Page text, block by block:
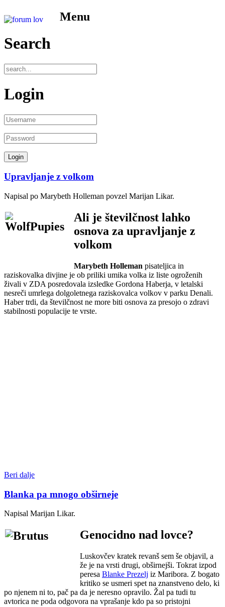
Menu
Search
Login
Upravljanje z volkom
Napisal po Marybeth Holleman povzel Marijan Likar.
Ali je številčnost lahko
osnova za upravljanje z
volkom
Marybeth Holleman pisateljica in
raziskovalka divjine je ob priliki umika volka iz liste ogroženih
živali v ZDA posredovala izsledke Gordona Haberja, v letalski
nesreči umrlega dolgoletnega raziskovalca volkov v parku Denali.
Haber trdi, da številčnost ne more biti osnova za presojo o zdravi
stabilnosti populacije te vrste.
Beri dalje
Blanka pa mnogo obširneje
Napisal Marijan Likar.
Genocidno nad lovce?
Luskovčev kratek revanš sem še objavil, a
že je na vrsti drugi, obširnejši. Tokrat izpod
peresa Blanke Prezelj iz Maribora. Z bogato
kritiko se usmeri spet na znanstveno delo, ki
po njenem ni to, pač pa da je neresno opravilo. Žal pa tudi tu
avtorica ne poda odgovora na vprašanje kdo pa so pristojni